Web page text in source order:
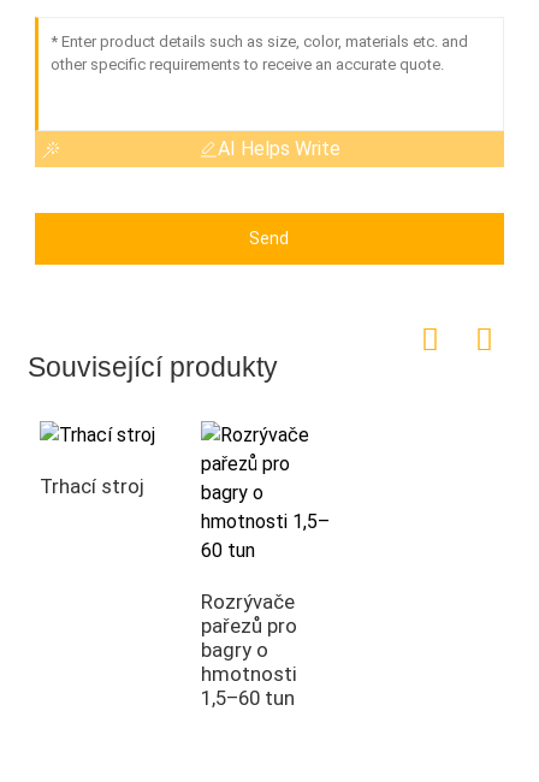
AI Helps Write
Send
Související produkty
Trhací stroj
Rozrývače
pařezů pro
bagry o
hmotnosti
1,5–60 tun